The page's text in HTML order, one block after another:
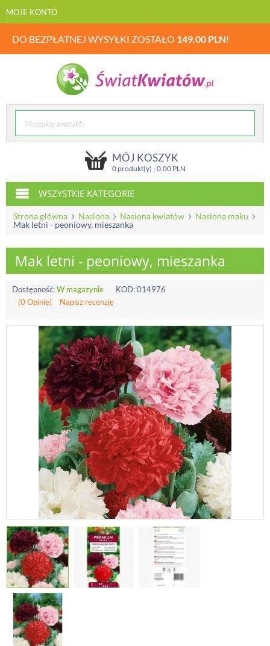
MOJE KONTO
DO BEZPŁATNEJ WYSYŁKI ZOSTAŁO 149.00 PLN!
MÓJ KOSZYK
0 produkt(y) -0.00PLN
WSZYSTKIE KATEGORIE
Strona główna Nasiona Nasiona kwiatów
Nasiona maku
Mak letni - peoniowy, mieszanka
Mak letni - peoniowy, mieszanka
Dostępność:W magazynie KOD:014976
(0 Opinie)
Napisz recenzję